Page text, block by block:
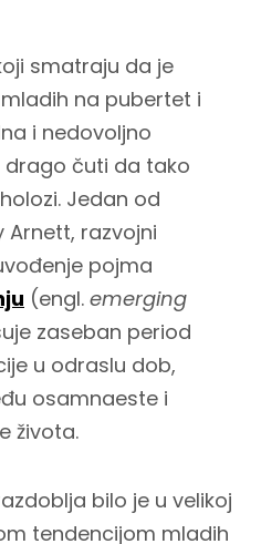
smatraju da je
na pubertet i
i nedovoljno
čuti da tako
Jedan od
Arnett, razvojni
pojma
(engl. emerging
zaseban period
u odraslu dob,
osamnaeste i
života.
bilo je u velikoj
tendencijom mladih